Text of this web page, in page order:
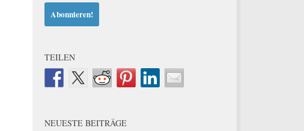
TEILEN
NEUESTE BEITRÄGE